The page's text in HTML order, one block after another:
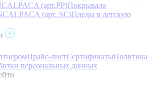
(арт.PP)Покрывала
(арт. SC)Пледы в детскую
Прайс-листСертификатыПолитика
персональных данных